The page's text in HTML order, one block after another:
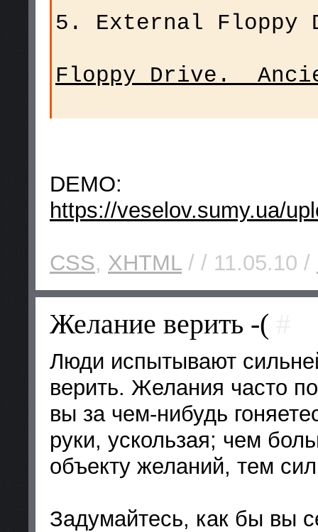
5. External Floppy
Floppy Drive.
DEMO:
https://veselov.sumy.ua/
CSS, XHTML / / 11.05.10 /
Желание верить -(
Люди испытывают
верить. Желания часто
вы за чем-нибудь
руки, ускользая; чем
объекту желаний, тем
Задумайтесь, как бы вы